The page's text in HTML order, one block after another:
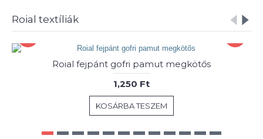
Roial textíliák
Roial fejpánt gofri pamut megkötős
1,250 Ft
KOSÁRBA TESZEM